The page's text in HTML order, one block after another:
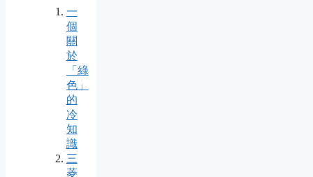
一
個
關
於
「綠
色」
的
冷
知
識
三
菱